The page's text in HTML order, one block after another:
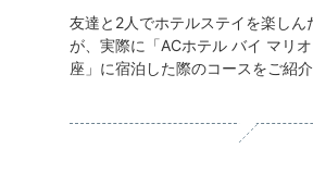
友達と2人でホテルステイを楽しん
が、実際に「ACホテル バイ マリ
座」に宿泊した際のコースをご紹介